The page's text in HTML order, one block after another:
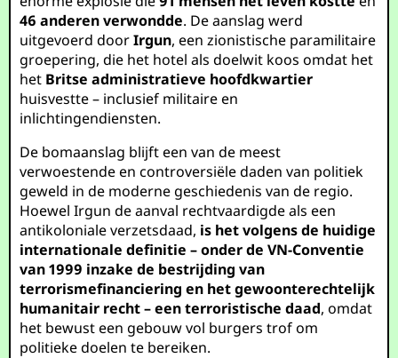
46 anderen verwondde. De aanslag werd
uitgevoerd doorIrgun, een zionistische paramilitaire
groepering, die het hotel als doelwit koos omdat het
het Britse administratieve hoofdkwartier
huisvestte – inclusief militaire en
inlichtingendiensten.
De bomaanslag blijft een van de meest
verwoestende en controversiële daden van politiek
geweld in de moderne geschiedenis van de regio.
Hoewel Irgun de aanval rechtvaardigde als een
antikoloniale verzetsdaad, is het volgens de huidige
internationale definitie – onder de VN-Conventie
van 1999 inzake de bestrijding van
terrorismefinanciering en het gewoonterechtelijk
humanitair recht – een terroristische daad, omdat
het bewust een gebouw vol burgers trof om
politieke doelen te bereiken.